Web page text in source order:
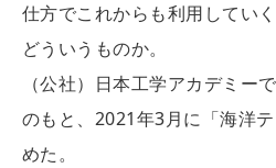
仕方でこれからも利用してい
どういうものか。
（公社）日本工学アカデミー
のもと、2021年3月に「海洋
めた。